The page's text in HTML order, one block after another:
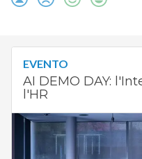
EVENTO
AI DEMO DAY:
l'HR